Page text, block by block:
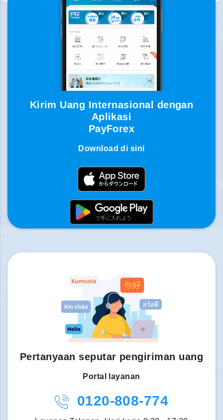
Kirim Uang Internasional dengan
Aplikasi
PayForex
Download di sini
Pertanyaan seputar pengiriman uang
Portal layanan
0120-808-774